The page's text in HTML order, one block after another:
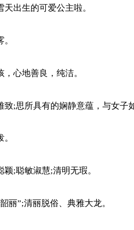
出生的可爱公主啦。
心地善良，纯洁。
;思所具有的娴静意蕴，与女子
;聪敏淑慧;清明无瑕。
丽”;清丽脱俗、典雅大龙。